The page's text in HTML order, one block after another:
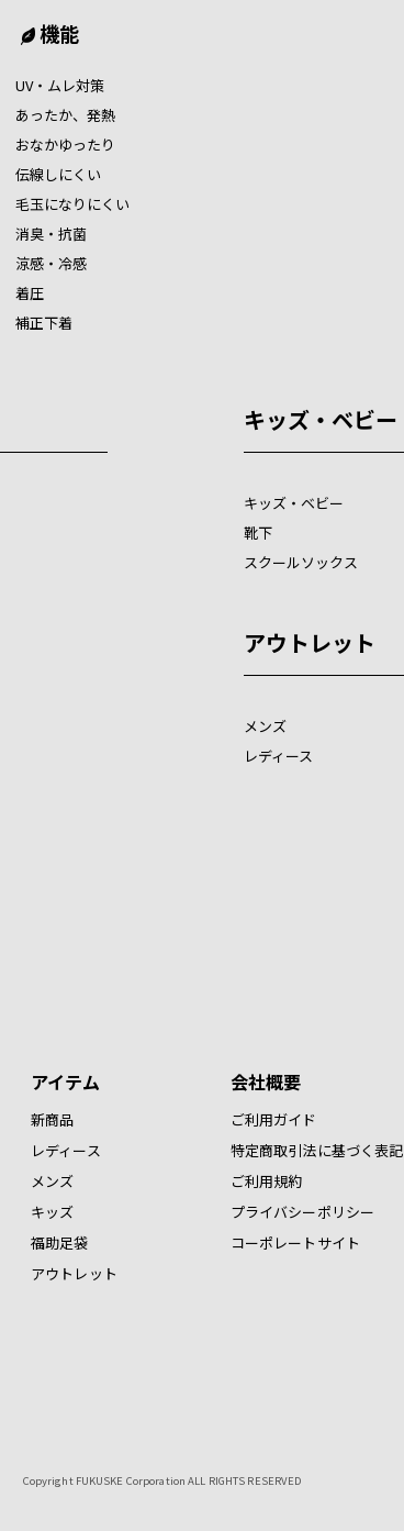
機能
UV・ムレ対策
あったか、発熱
おなかゆったり
伝線しにくい
毛玉になりにくい
消臭・抗菌
涼感・冷感
着圧
補正下着
キッズ・ベビー
キッズ・ベビー
靴下
スクールソックス
アウトレット
メンズ
レディース
アイテム
新商品
レディース
メンズ
キッズ
福助足袋
アウトレット
会社概要
ご利用ガイド
特定商取引法に基づく表記
ご利用規約
プライバシーポリシー
コーポレートサイト
Copyright FUKUSKE Corporation ALL RIGHTS RESERVED